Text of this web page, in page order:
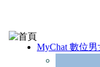
MyChat 數位男